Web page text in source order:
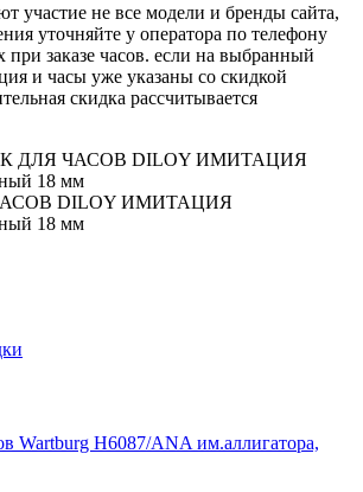
участие не все модели и бренды сайта,
уточняйте у оператора по телефону
при заказе часов. если на выбранный
и часы уже указаны со скидкой
скидка рассчитывается
DILOY ИМИТАЦИЯ
18 мм